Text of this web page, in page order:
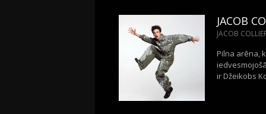
JACOB
JACOB
Pilna arēna,
ir Džeikobs